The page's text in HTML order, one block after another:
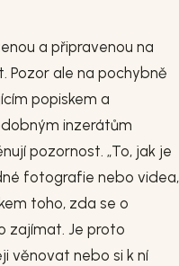
a připravenou na
Pozor ale na pochybně
popiskem a
inzerátům
pozornost. „To, jak je
fotografie nebo videa,
toho, zda se o
zajímat. Je proto
věnovat nebo si k ní